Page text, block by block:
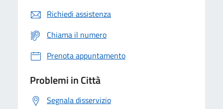
Richiedi assistenza
Chiama il numero
Prenota appuntamento
Problemi in Città
Segnala disservizio